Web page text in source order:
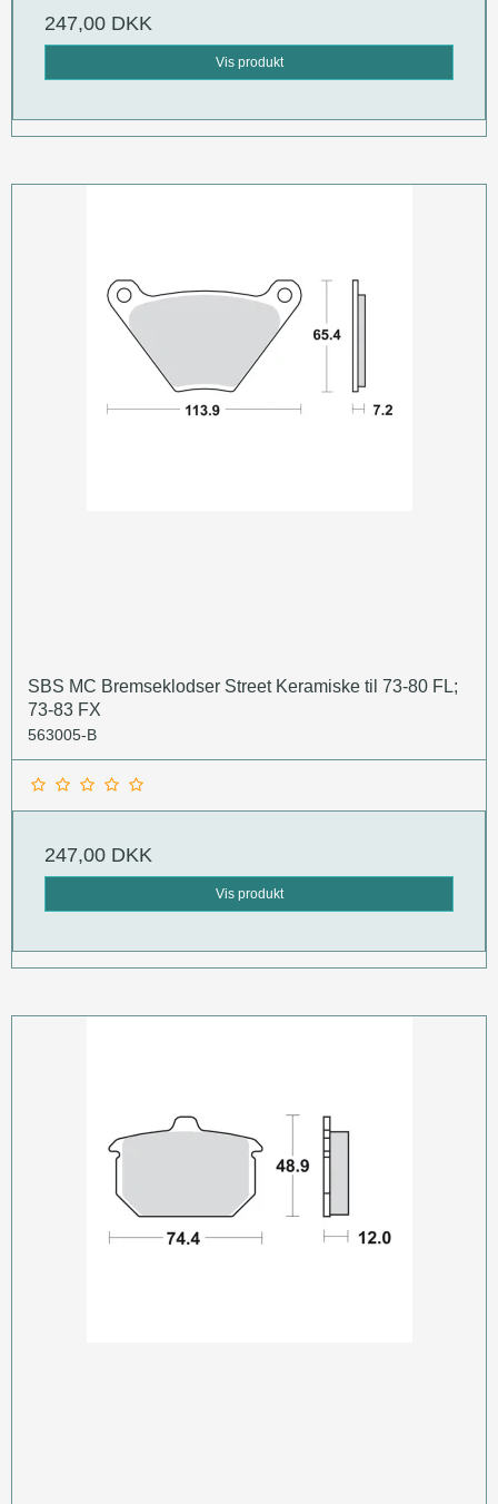
247,00 DKK
Vis produkt
SBS MC Bremseklodser Street Keramiske til 73-80 FL;
73-83 FX
563005-B
247,00 DKK
Vis produkt